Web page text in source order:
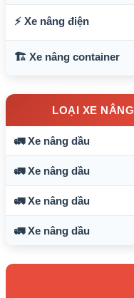
⚡ Xe nâng điện
🏗️ Xe nâng container
LOẠI XE NÂNG
🚛 Xe nâng dầu
🚛 Xe nâng dầu
🚛 Xe nâng dầu
🚛 Xe nâng dầu